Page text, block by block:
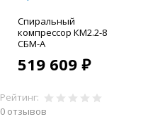
Спиральный
компрессор КМ2.2-8
СБМ-А
519 609 ₽
Рейтинг:
0 отзывов